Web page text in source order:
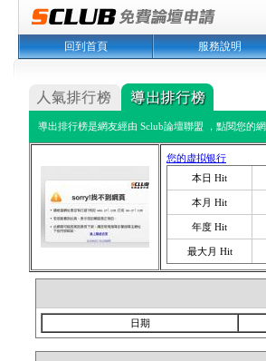
回到首頁 服務說明
導出排行榜是網友經由 Sclub論壇聯盟 ，點閱您的
您的虚拟银行
本日 Hit
本月 Hit
年度 Hit
最大月 Hit
日期